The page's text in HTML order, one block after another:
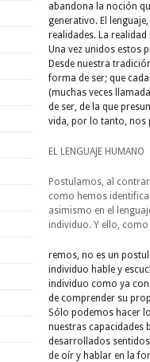
abandona la noción
generativo. El
realidades. La realidad
Una vez unidos estos
Desde nuestra
forma de ser; que
(muchas veces
de ser, de la que
vida, por lo tanto, nos
EL LENGUAJE HUMANO
Postulamos, al
como hemos
asimismo en el
individuo. Y ello, como
remos, no es un
individuo hable y
individuo como ya
de comprender su
Sólo podemos hacer
nuestras capacidades
desarrollados
de oír y hablar en la